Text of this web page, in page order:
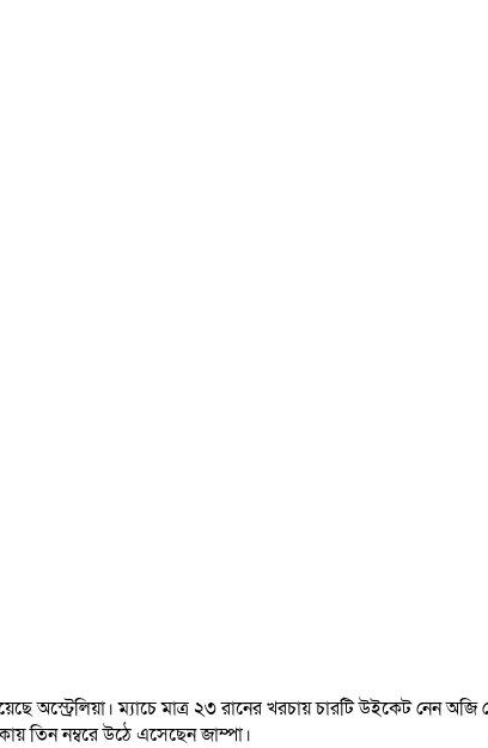
অস্ট্রেলিয়া। ম্যাচে মাত্র ২৩ রানের খরচায় চারটি উইকেট নেন
তিন নম্বরে উঠে এসেছেন জাম্পা।